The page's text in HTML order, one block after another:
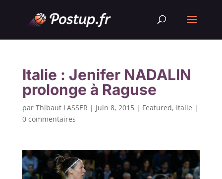
Italie : Jenifer NADALIN
prolonge à Raguse
par Thibaut LASSER | Juin 8, 2015| Featured, Italie |
0 commentaires